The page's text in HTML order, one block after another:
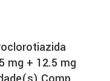
mg + 12.5 mg